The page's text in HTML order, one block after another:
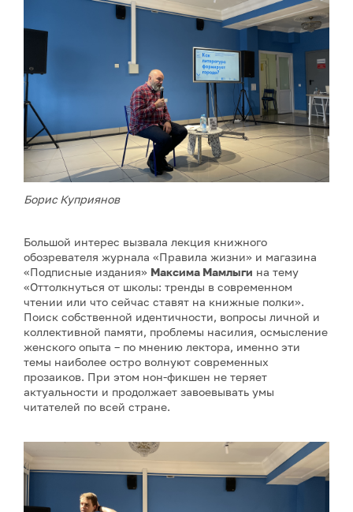
Борис Куприянов
Большой интерес вызвала лекция книжного
обозревателя журнала «Правила жизни» и магазина
«Подписные издания» Максима Мамлыги на тему
«Оттолкнуться от школы: тренды в современном
чтении или что сейчас ставят на книжные полки».
Поиск собственной идентичности, вопросы личной и
коллективной памяти, проблемы насилия, осмысление
женского опыта – по мнению лектора, именно эти
темы наиболее остро волнуют современных
прозаиков. При этом нон-фикшен не теряет
актуальности и продолжает завоевывать умы
читателей по всей стране.